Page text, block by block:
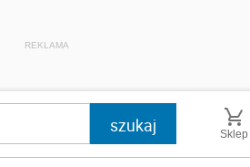
REKLAMA
Sklep